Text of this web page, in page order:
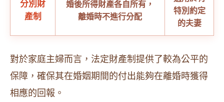
分別財
產制
婚後所得財產各自所有，
離婚時不進行分配
特別約定
的夫妻
對於家庭主婦而言，法定財產制提供了較為公平的
保障，確保其在婚姻期間的付出能夠在離婚時獲得
相應的回報。